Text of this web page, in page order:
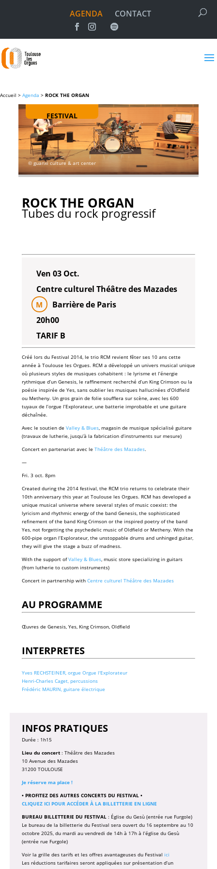
AGENDA CONTACT
Accueil > Agenda > ROCK THE ORGAN
FESTIVAL
© guanxi culture & art center
ROCK THE ORGAN
Tubes du rock progressif
Ven 03 Oct.
Centre culturel Théâtre des Mazades
M
Barrière de Paris
20h00
TARIF B
Créé lors du Festival 2014, le trio RCM revient fêter ses 10 ans cette
année à Toulouse les Orgues. RCM a développé un univers musical unique
où plusieurs styles de musiques cohabitent : le lyrisme et l’énergie
rythmique d’un Genesis, le raffinement recherché d’un King Crimson ou la
poésie inspirée de Yes, sans oublier les musiques hallucinées d’Oldfield
ou Metheny. Un gros grain de folie soufflera sur scène, avec les 600
tuyaux de l’orgue l’Explorateur, une batterie improbable et une guitare
déchaînée.
Avec le soutien de Valley & Blues, magasin de musique spécialisé guitare
(travaux de lutherie, jusqu’à la fabrication d’instruments sur mesure)
Concert en partenariat avec le Théâtre des Mazades.
—
Fri. 3 oct. 8pm
Created during the 2014 festival, the RCM trio returns to celebrate their
10th anniversary this year at Toulouse les Orgues. RCM has developed a
unique musical universe where several styles of music coexist: the
lyricism and rhythmic energy of the band Genesis, the sophisticated
refinement of the band King Crimson or the inspired poetry of the band
Yes, not forgetting the psychedelic music of Oldfield or Metheny. With the
600-pipe organ l’Explorateur, the unstoppable drums and unhinged guitar,
they will give the stage a buzz of madness.
With the support ofValley & Blues, music store specializing in guitars
(from lutherie to custom instruments)
Concert in partnership with Centre culturel Théâtre des Mazades
AU PROGRAMME
Œuvres de Genesis, Yes, King Crimson, Oldfield
INTERPRETES
Yves RECHSTEINER, orgue Orgue l'Explorateur
Henri-Charles Caget, percussions
Frédéric MAURIN, guitare électrique
INFOS PRATIQUES
Durée : 1h15
Lieu du concert: Théâtre des Mazades
10 Avenue des Mazades
31200 TOULOUSE
Je réserve ma place !
• PROFITEZ DES AUTRES CONCERTS DU FESTIVAL •
CLIQUEZ ICI POUR ACCÉDER À LA BILLETTERIE EN LIGNE
BUREAU BILLETTERIE DU FESTIVAL : Église du Gesù (entrée rue Furgole)
Le bureau de la billetterie du Festival sera ouvert du 16 septembre au 10
octobre 2025, du mardi au vendredi de 14h à 17h à l’église du Gesù
(entrée rue Furgole)
Voir la grille des tarifs et les offres avantageuses du Festival ici
Les réductions tarifaires seront appliquées sur présentation d’un